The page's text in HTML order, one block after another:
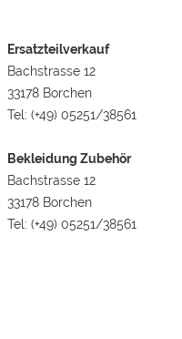
Ersatzteilverkauf
Bachstrasse 12
33178 Borchen
Tel: (+49) 05251/38561
Bekleidung Zubehör
Bachstrasse 12
33178 Borchen
Tel: (+49) 05251/38561